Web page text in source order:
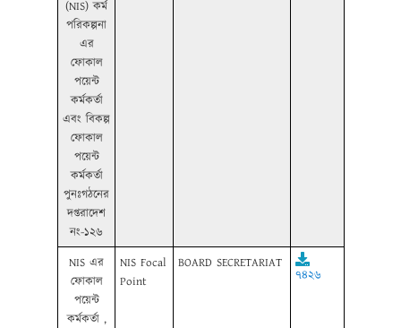
(NIS) কর্ম
পরিকল্পনা
এর
ফোকাল
পয়েন্ট
কর্মকর্তা
এবং বিকল্প
ফোকাল
পয়েন্ট
কর্মকর্তা
পুনঃগঠনের
দপ্তরাদেশ
নং-১২৬
NIS এর
ফোকাল
পয়েন্ট
কর্মকর্তা ,
NIS Focal
Point
BOARD SECRETARIAT
৭৪২৬